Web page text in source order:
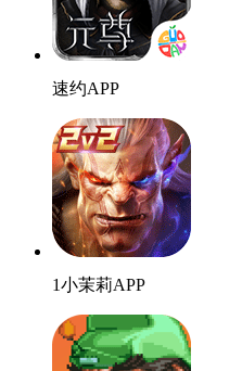
速约APP
1小茉莉APP